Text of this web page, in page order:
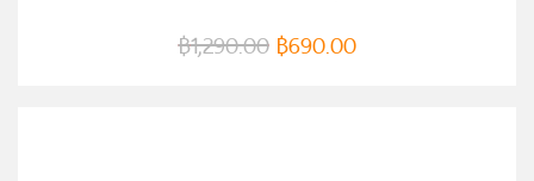
฿1,290.00 ฿690.00